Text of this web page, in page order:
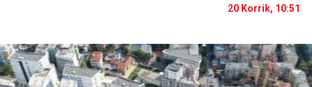
20 Korrik, 10:51